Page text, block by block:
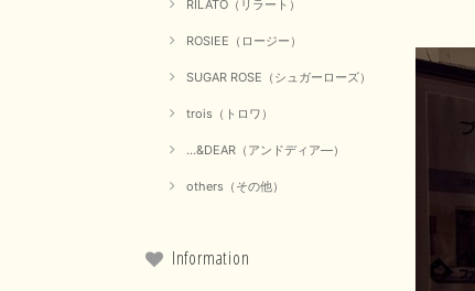
RILATO（リラート）
ROSIEE（ロージー）
SUGAR ROSE（シュガーローズ）
trois（トロワ）
...&DEAR（アンドディア―）
others（その他）
Information